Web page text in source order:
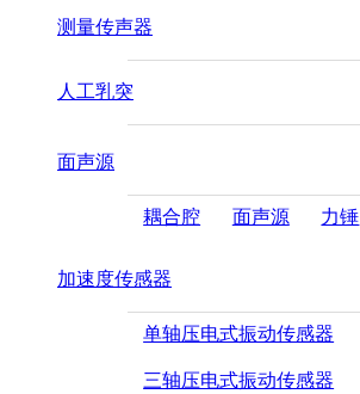
测量传声器
人工乳突
面声源
耦合腔 面声源 力锤
加速度传感器
单轴压电式振动传感器
三轴压电式振动传感器